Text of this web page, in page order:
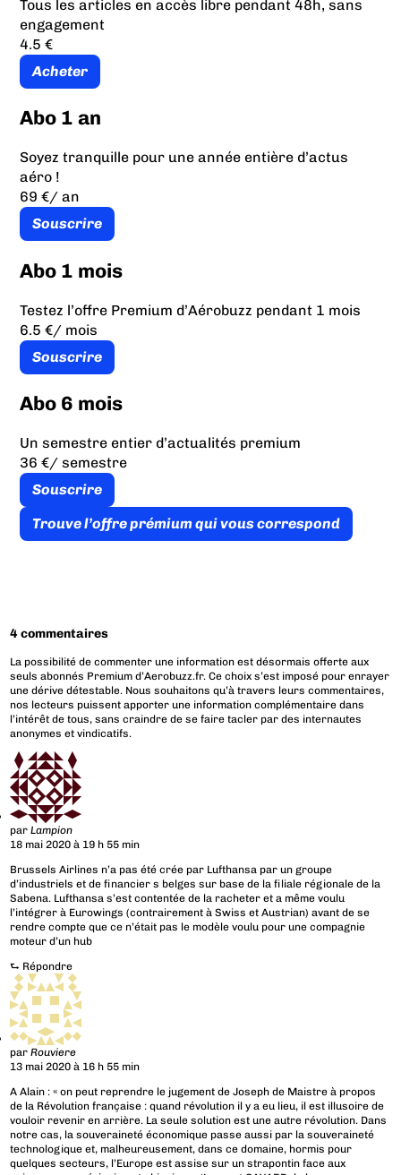
Tous les articles en accès libre pendant 48h, sans
engagement
4.5 €
Acheter
Abo 1 an
Soyez tranquille pour une année entière d’actus
aéro !
69 €/ an
Souscrire
Abo 1 mois
Testez l’offre Premium d’Aérobuzz pendant 1 mois
6.5 €/ mois
Souscrire
Abo 6 mois
Un semestre entier d’actualités premium
36 €/ semestre
Souscrire
Trouve l’offre prémium qui vous correspond
4 commentaires
La possibilité de commenter une information est désormais offerte aux
seuls abonnés Premium d’Aerobuzz.fr. Ce choix s’est imposé pour enrayer
une dérive détestable. Nous souhaitons qu’à travers leurs commentaires,
nos lecteurs puissent apporter une information complémentaire dans
l’intérêt de tous, sans craindre de se faire tacler par des internautes
anonymes et vindicatifs.
parLampion
18 mai 2020 à 19 h 55 min
Brussels Airlines n’a pas été crée par Lufthansa par un groupe
d’industriels et de financier s belges sur base de la filiale régionale de la
Sabena. Lufthansa s’est contentée de la racheter et a même voulu
l’intégrer à Eurowings (contrairement à Swiss et Austrian) avant de se
rendre compte que ce n’était pas le modèle voulu pour une compagnie
moteur d’un hub
⮑ Répondre
parRouviere
13 mai 2020 à 16 h 55 min
A Alain : « on peut reprendre le jugement de Joseph de Maistre à propos
de la Révolution française : quand révolution il y a eu lieu, il est illusoire de
vouloir revenir en arrière. La seule solution est une autre révolution. Dans
notre cas, la souveraineté économique passe aussi par la souveraineté
technologique et, malheureusement, dans ce domaine, hormis pour
quelques secteurs, l’Europe est assise sur un strapontin face aux